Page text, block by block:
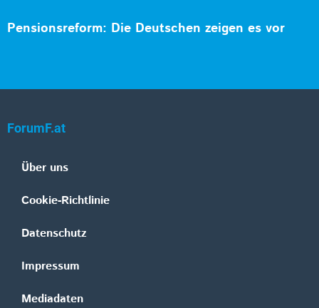
Pensionsreform: Die Deutschen zeigen es vor
ForumF.at
Über uns
Cookie-Richtlinie
Datenschutz
Impressum
Mediadaten